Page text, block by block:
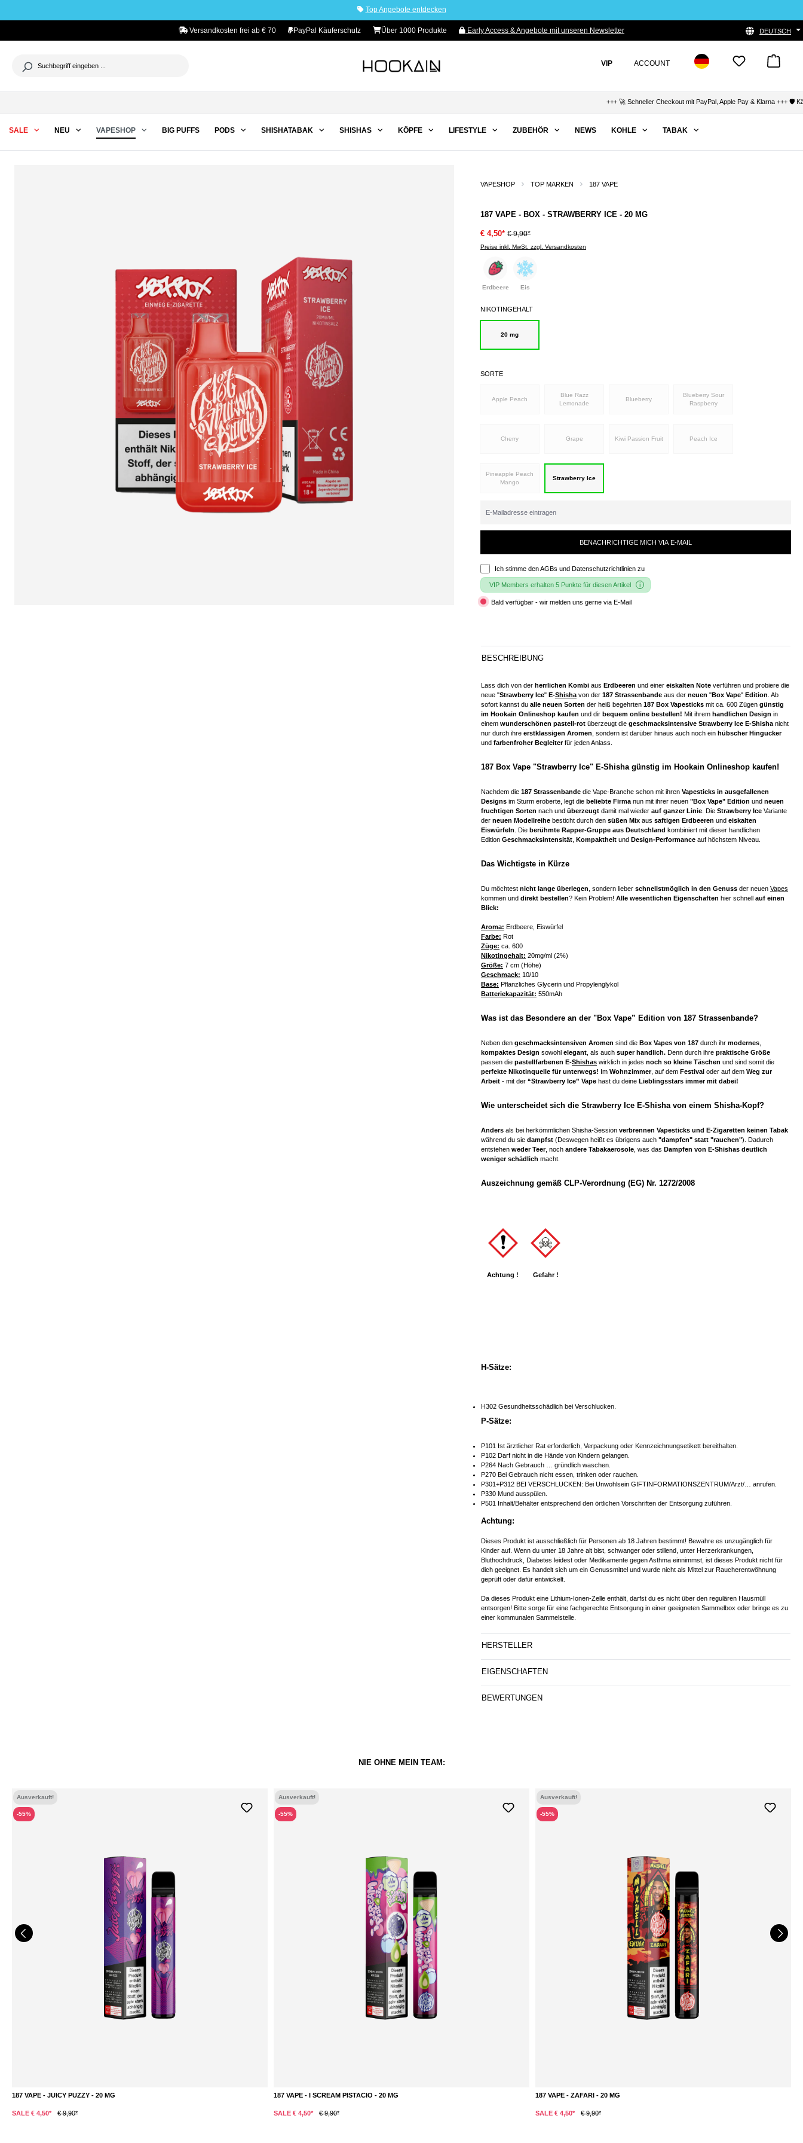
Top Angebote entdecken
Versandkosten frei ab € 70 PayPal Käuferschutz Über 1000 Produkte Early Access & Angebote mit unseren Newsletter DEUTSCH
VIP ACCOUNT
+++ 🚀 Schneller Checkout mit PayPal, Apple Pay & Klarna +++ 🛡️
SALE NEU VAPESHOP BIG PUFFS PODS SHISHATABAK SHISHAS KÖPFE LIFESTYLE ZUBEHÖR NEWS KOHLE TABAK
VAPESHOP TOP MARKEN 187 VAPE
187 VAPE - BOX - STRAWBERRY ICE - 20 MG
€ 4,50* € 9,90*
Preise inkl. MwSt. zzgl. Versandkosten
Erdbeere Eis
NIKOTINGEHALT
20 mg
SORTE
Apple Peach
Blue Razz
Lemonade
Blueberry
Blueberry Sour
Raspberry
Cherry Grape Kiwi Passion Fruit Peach Ice
Pineapple Peach
Mango
Strawberry Ice
BENACHRICHTIGE MICH VIA E-MAIL
Ich stimme denAGBs und Datenschutzrichtlinien zu
VIP Members erhalten 5 Punkte für diesen Artikel
Bald verfügbar - wir melden uns gerne via E-Mail
BESCHREIBUNG
Lass dich von der herrlichen Kombi aus Erdbeeren und einer eiskalten Note verführen und probiere die
neue "Strawberry Ice" E-Shisha von der 187 Strassenbande aus der neuen "Box Vape" Edition . Ab
sofort kannst du alle neuen Sorten der heiß begehrten 187 Box Vapesticks mit ca. 600 Zügen günstig
im Hookain Onlineshop kaufen und dir bequem online bestellen! Mit ihrem handlichen Design in
einem wunderschönen pastell-rot überzeugt die geschmacksintensive Strawberry Ice E-Shisha nicht
nur durch ihre erstklassigen Aromen , sondern ist darüber hinaus auch noch ein hübscher Hingucker
und farbenfroher Begleiterfür jeden Anlass.
187 Box Vape "Strawberry Ice" E-Shisha günstig im Hookain Onlineshop kaufen!
Nachdem die 187 Strassenbande die Vape-Branche schon mit ihren Vapesticks in ausgefallenen
Designs im Sturm eroberte, legt die beliebte Firma nun mit ihrer neuen "Box Vape" Edition und neuen
fruchtigen Sorten nach und überzeugt damit mal wieder auf ganzer Linie . Die Strawberry Ice Variante
der neuen Modellreihe besticht durch den süßen Mix aus saftigen Erdbeeren und eiskalten
Eiswürfeln . Die berühmte Rapper-Gruppe aus Deutschland kombiniert mit dieser handlichen
Edition Geschmacksintensität Kompaktheit und Design-Performance auf höchstem Niveau.
Das Wichtigste in Kürze
Du möchtest nicht lange überlegen , sondern lieber schnellstmöglich in den Genuss der neuen Vapes
kommen und direkt bestellen? Kein Problem! Alle wesentlichen Eigenschaften hier schnell auf einen
Blick:
Aroma: Erdbeere, Eiswürfel
Farbe: Rot
Züge: ca. 600
Nikotingehalt: 20mg/ml (2%)
Größe: 7 cm (Höhe)
Geschmack: 10/10
Base: Pflanzliches Glycerin und Propylenglykol
Batteriekapazität: 550mAh
Was ist das Besondere an der "Box Vape” Edition von 187 Strassenbande?
Neben den geschmacksintensiven Aromen sind die Box Vapes von 187 durch ihr modernes
kompaktes Design sowohl elegant , als auch super handlich. Denn durch ihre praktische Größe
passen die pastellfarbenen E-Shishas wirklich in jedes noch so kleine Täschen und sind somit die
perfekte Nikotinquelle für unterwegs! Im Wohnzimmer, auf dem Festival oder auf dem Weg zur
Arbeit - mit der “Strawberry Ice” Vape hast du deine Lieblingsstars immer mit dabei!
Wie unterscheidet sich die Strawberry Ice E-Shisha von einem Shisha-Kopf?
Anders als bei herkömmlichen Shisha-Session verbrennen Vapesticks und E-Zigaretten keinen Tabak
während du sie dampfst (Deswegen heißt es übrigens auch "dampfen" statt "rauchen"). Dadurch
entstehen weder Teer, noch andere Tabakaerosole , was das Dampfen von E-Shishas deutlich
weniger schädlich macht.
Auszeichnung gemäß CLP-Verordnung (EG) Nr. 1272/2008
Achtung ! Gefahr !
H-Sätze:
H302 Gesundheitsschädlich bei Verschlucken.
P-Sätze:
P101 Ist ärztlicher Rat erforderlich, Verpackung oder Kennzeichnungsetikett bereithalten.
P102 Darf nicht in die Hände von Kindern gelangen.
P264 Nach Gebrauch … gründlich waschen.
P270 Bei Gebrauch nicht essen, trinken oder rauchen.
P301+P312 BEI VERSCHLUCKEN: Bei Unwohlsein GIFTINFORMATIONSZENTRUM/Arzt/… anrufen.
P330 Mund ausspülen.
P501 Inhalt/Behälter entsprechend den örtlichen Vorschriften der Entsorgung zuführen.
Achtung:
Dieses Produkt ist ausschließlich für Personen ab 18 Jahren bestimmt! Bewahre es unzugänglich für
Kinder auf. Wenn du unter 18 Jahre alt bist, schwanger oder stillend, unter Herzerkrankungen,
Bluthochdruck, Diabetes leidest oder Medikamente gegen Asthma einnimmst, ist dieses Produkt nicht für
dich geeignet. Es handelt sich um ein Genussmittel und wurde nicht als Mittel zur Raucherentwöhnung
geprüft oder dafür entwickelt.
Da dieses Produkt eine Lithium-Ionen-Zelle enthält, darfst du es nicht über den regulären Hausmüll
entsorgen! Bitte sorge für eine fachgerechte Entsorgung in einer geeigneten Sammelbox oder bringe es zu
einer kommunalen Sammelstelle.
HERSTELLER
EIGENSCHAFTEN
BEWERTUNGEN
NIE OHNE MEIN TEAM:
Ausverkauft!
-55%
187 VAPE - JUICY PUZZY - 20 MG
SALE € 4,50* € 9,90*
Ausverkauft!
-55%
187 VAPE - I SCREAM PISTACIO - 20 MG
SALE € 4,50* € 9,90*
DETAILS
Ausverkauft!
-55%
187 VAPE - ZAFARI - 20 MG
SALE € 4,50* € 9,90*